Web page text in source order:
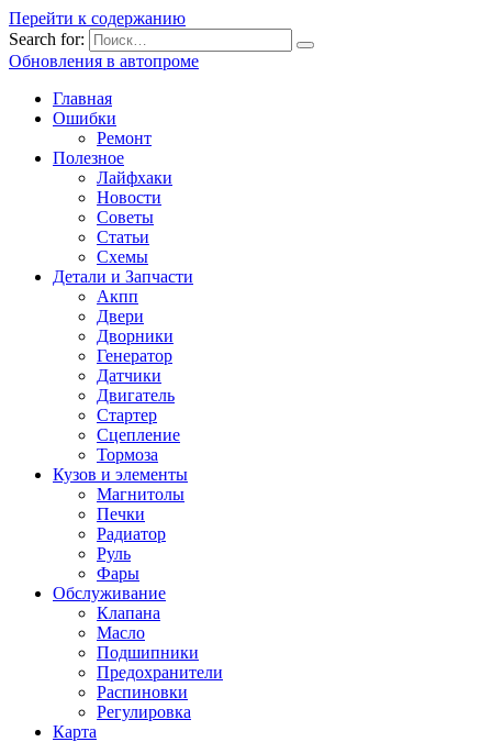
Перейти к содержанию
Search for:
Обновления в автопроме
Главная
Ошибки
Ремонт
Полезное
Лайфхаки
Новости
Советы
Статьи
Схемы
Детали и Запчасти
Акпп
Двери
Дворники
Генератор
Датчики
Двигатель
Стартер
Сцепление
Тормоза
Кузов и элементы
Магнитолы
Печки
Радиатор
Руль
Фары
Обслуживание
Клапана
Масло
Подшипники
Предохранители
Распиновки
Регулировка
Карта